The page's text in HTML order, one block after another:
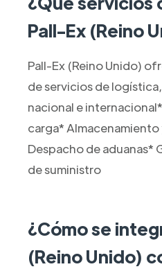
Pall-Ex (Reino
Pall-Ex (Reino Unido)
de servicios de
nacional e
carga*
Despacho de aduanas*
de suministro
¿Cómo se
(Reino Unido)